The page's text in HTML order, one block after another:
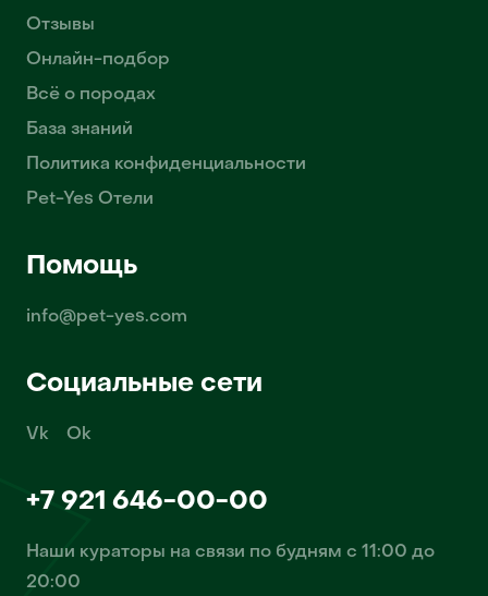
Отзывы
Онлайн-подбор
Всё о породах
База знаний
Политика конфиденциальности
Pet-Yes Отели
Помощь
info@pet-yes.com
Социальные сети
Vk Ok
+7 921 646-00-00
Наши кураторы на связи по будням с 11:00 до
20:00